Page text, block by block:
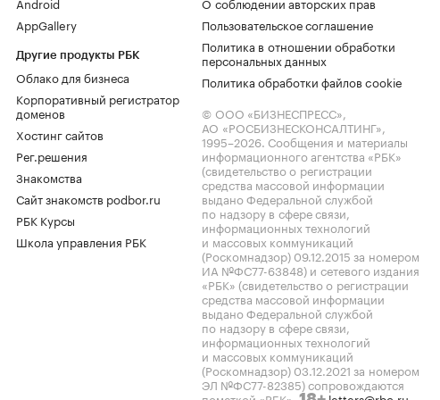
AppGallery
Другие продукты РБК
Облако для бизнеса
Корпоративный регистратор
доменов
Хостинг сайтов
Рег.решения
Знакомства
Сайт знакомств podbor.ru
РБК Курсы
Школа управления РБК
Пользовательское соглашение
Политика в отношении обработки
персональных данных
Политика обработки файлов cookie
© ООО «БИЗНЕСПРЕСС»,
АО «РОСБИЗНЕСКОНСАЛТИНГ»,
1995–2026. Сообщения и материалы
информационного агентства «РБК»
(свидетельство о регистрации
средства массовой информации
выдано Федеральной службой
по надзору в сфере связи,
информационных технологий
и массовых коммуникаций
(Роскомнадзор) 09.12.2015 за номером
ИА №ФС77-63848) и сетевого издания
«РБК» (свидетельство о регистрации
средства массовой информации
выдано Федеральной службой
по надзору в сфере связи,
информационных технологий
и массовых коммуникаций
(Роскомнадзор) 03.12.2021 за номером
ЭЛ №ФС77-82385) сопровождаются